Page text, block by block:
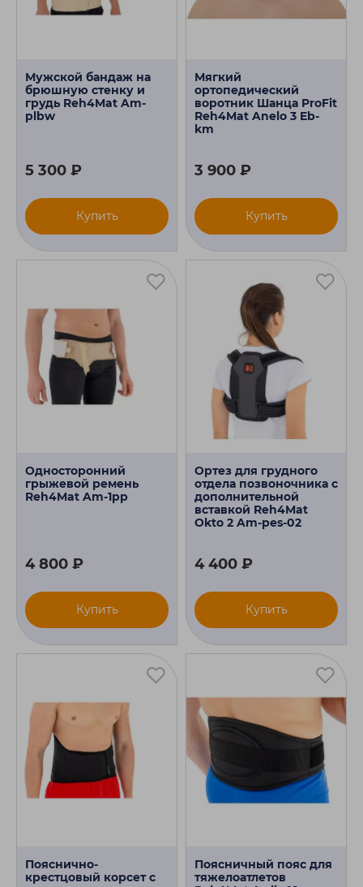
Мужской бандаж на
брюшную стенку и
грудь Reh4Mat Am-
plbw
5 300 ₽
Купить
Мягкий
ортопедический
воротник Шанца ProFit
Reh4Mat Anelo 3 Eb-
km
3 900 ₽
Купить
Односторонний
грыжевой ремень
Reh4Mat Am-1pp
4 800 ₽
Купить
Ортез для грудного
отдела позвоночника с
дополнительной
вставкой Reh4Mat
Okto 2 Am-pes-02
4 400 ₽
Купить
Пояснично-
крестцовый корсет с
Поясничный пояс для
тяжелоатлетов